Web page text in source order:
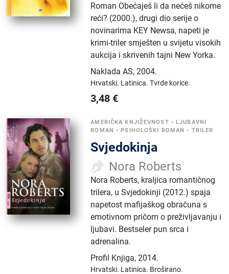
Roman Obećaješ li da nećeš nikome
reći? (2000.), drugi dio serije o
novinarima KEY Newsa, napeti je
krimi-triler smješten u svijetu visokih
aukcija i skrivenih tajni New Yorka.
Naklada AS,2004.
Hrvatski. Latinica.Tvrde korice.
3,48 €
AMERIČKA KNJIŽEVNOST •LJUBAVNI
ROMAN •PSIHOLOŠKI ROMAN • TRILER
Svjedokinja
Nora Roberts
Nora Roberts, kraljica romantičnog
trilera, u Svjedokinji (2012.) spaja
napetost mafijaškog obračuna s
emotivnom pričom o preživljavanju i
ljubavi. Bestseler pun srca i
adrenalina.
Profil Knjiga,2014.
Hrvatski. Latinica. Broširano.